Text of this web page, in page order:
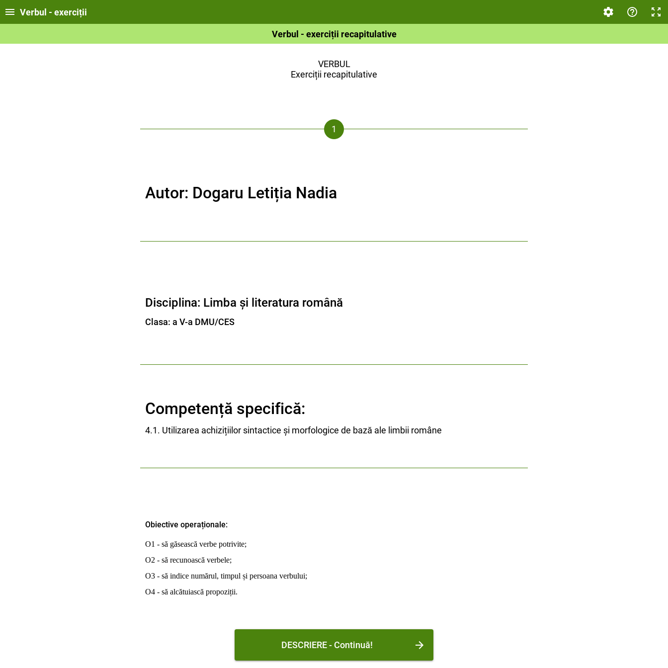
Verbul - exerciții
Verbul - exerciții recapitulative
VERBUL
Exerciții recapitulative
Autor: Dogaru Letiția Nadia
Disciplina: Limba și literatura română
Clasa: a V-a DMU/CES
Competență specifică:
4.1. Utilizarea achizițiilor sintactice și morfologice de bază ale limbii române
Obiective operaționale:
O1 - să găsească verbe potrivite;
O2 - să recunoască verbele;
O3 - să indice numărul, timpul și persoana verbului;
O4 - să alcătuiască propoziții.
DESCRIERE - Continuă!